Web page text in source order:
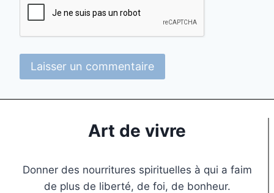
Art de vivre
Donner des nourritures spirituelles à qui a faim
de plus de liberté, de foi, de bonheur.